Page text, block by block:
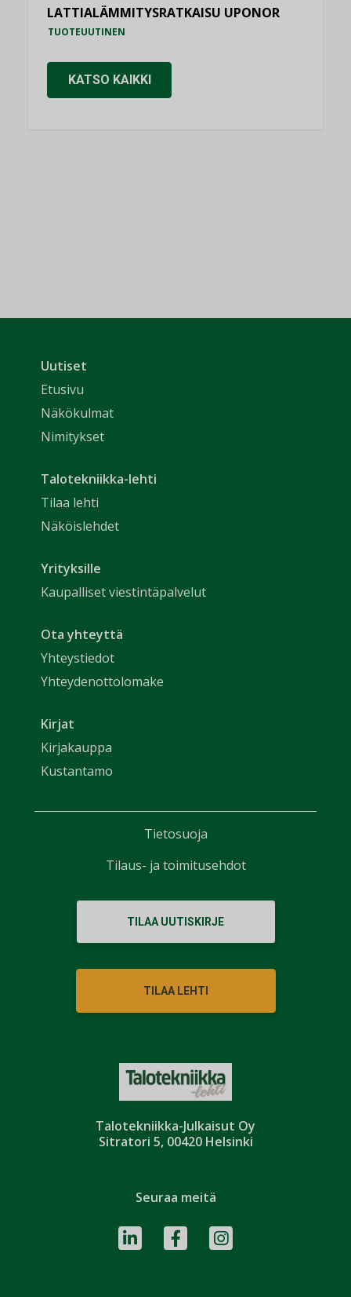
LATTIALÄMMITYSRATKAISU UPONOR
TUOTEUUTINEN
KATSO KAIKKI
Talotekniikka-Julkaisut Oy
Sitratori 5, 00420 Helsinki
Uutiset
Etusivu
Näkökulmat
Nimitykset
Talotekniikka-lehti
Tilaa lehti
Näköislehdet
Yrityksille
Kaupalliset viestintäpalvelut
Ota yhteyttä
Yhteystiedot
Yhteydenottolomake
Kirjat
Kirjakauppa
Kustantamo
TILAA UUTISKIRJE
TILAA LEHTI
Seuraa meitä
Tietosuoja
Tilaus- ja toimitusehdot